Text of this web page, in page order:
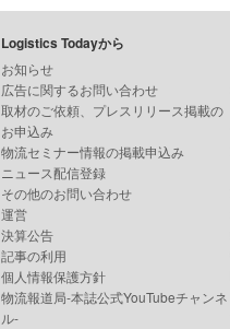
Logistics Todayから
お知らせ
広告に関するお問い合わせ
取材のご依頼、プレスリリース掲載の
お申込み
物流セミナー情報の掲載申込み
ニュース配信登録
その他のお問い合わせ
運営
決算公告
記事の利用
個人情報保護方針
物流報道局-本誌公式YouTubeチャンネ
ル-